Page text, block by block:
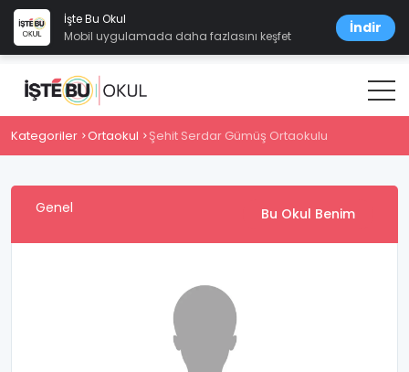
İşte Bu Okul
Mobil uygulamada daha fazlasını keşfet
İndir
Kategoriler Ortaokul Şehit Serdar Gümüş Ortaokulu
Genel Bu Okul Benim